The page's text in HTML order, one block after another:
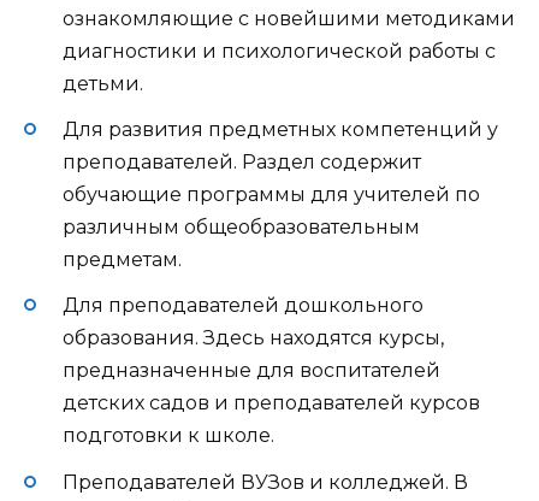
ознакомляющие с новейшими методиками
диагностики и психологической работы с
детьми.
Для развития предметных компетенций у
преподавателей. Раздел содержит
обучающие программы для учителей по
различным общеобразовательным
предметам.
Для преподавателей дошкольного
образования. Здесь находятся курсы,
предназначенные для воспитателей
детских садов и преподавателей курсов
подготовки к школе.
Преподавателей ВУЗов и колледжей. В